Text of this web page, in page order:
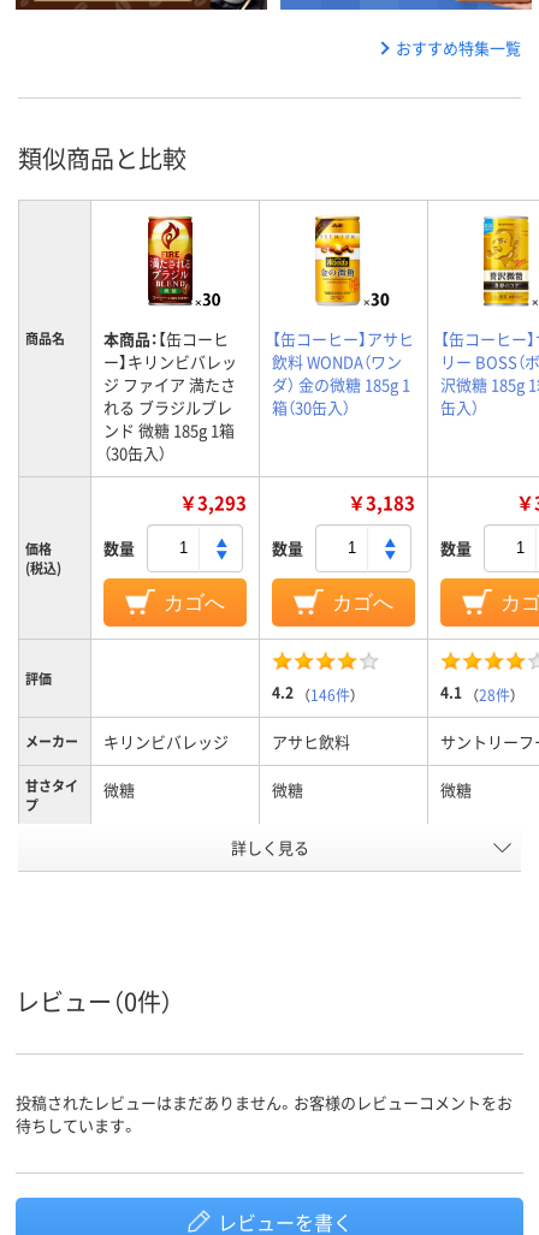
おすすめ特集一覧
類似商品と比較
商品名 本商品：【缶コーヒ
ー】キリンビバレッ
ジ ファイア 満たさ
れる ブラジルブレ
ンド 微糖 185g 1箱
（30缶入）
【缶コーヒー】アサヒ
飲料 WONDA（ワン
ダ） 金の微糖 185g 1
箱（30缶入）
【缶コーヒー
リー BOSS（
沢微糖 185g 1
缶入）
価格
(税込)
￥3,293
数量
カゴへ
￥3,183
数量
カゴへ
数量
カ
評価
4.2 （146件） 4.1 （28件）
メーカー キリンビバレッジ アサヒ飲料 サントリーフ
甘さタイ
プ
微糖 微糖 微糖
50 50 70
詳しく見る
レビュー（0件）
投稿されたレビューはまだありません。お客様のレビューコメントをお
待ちしています。
レビューを書く